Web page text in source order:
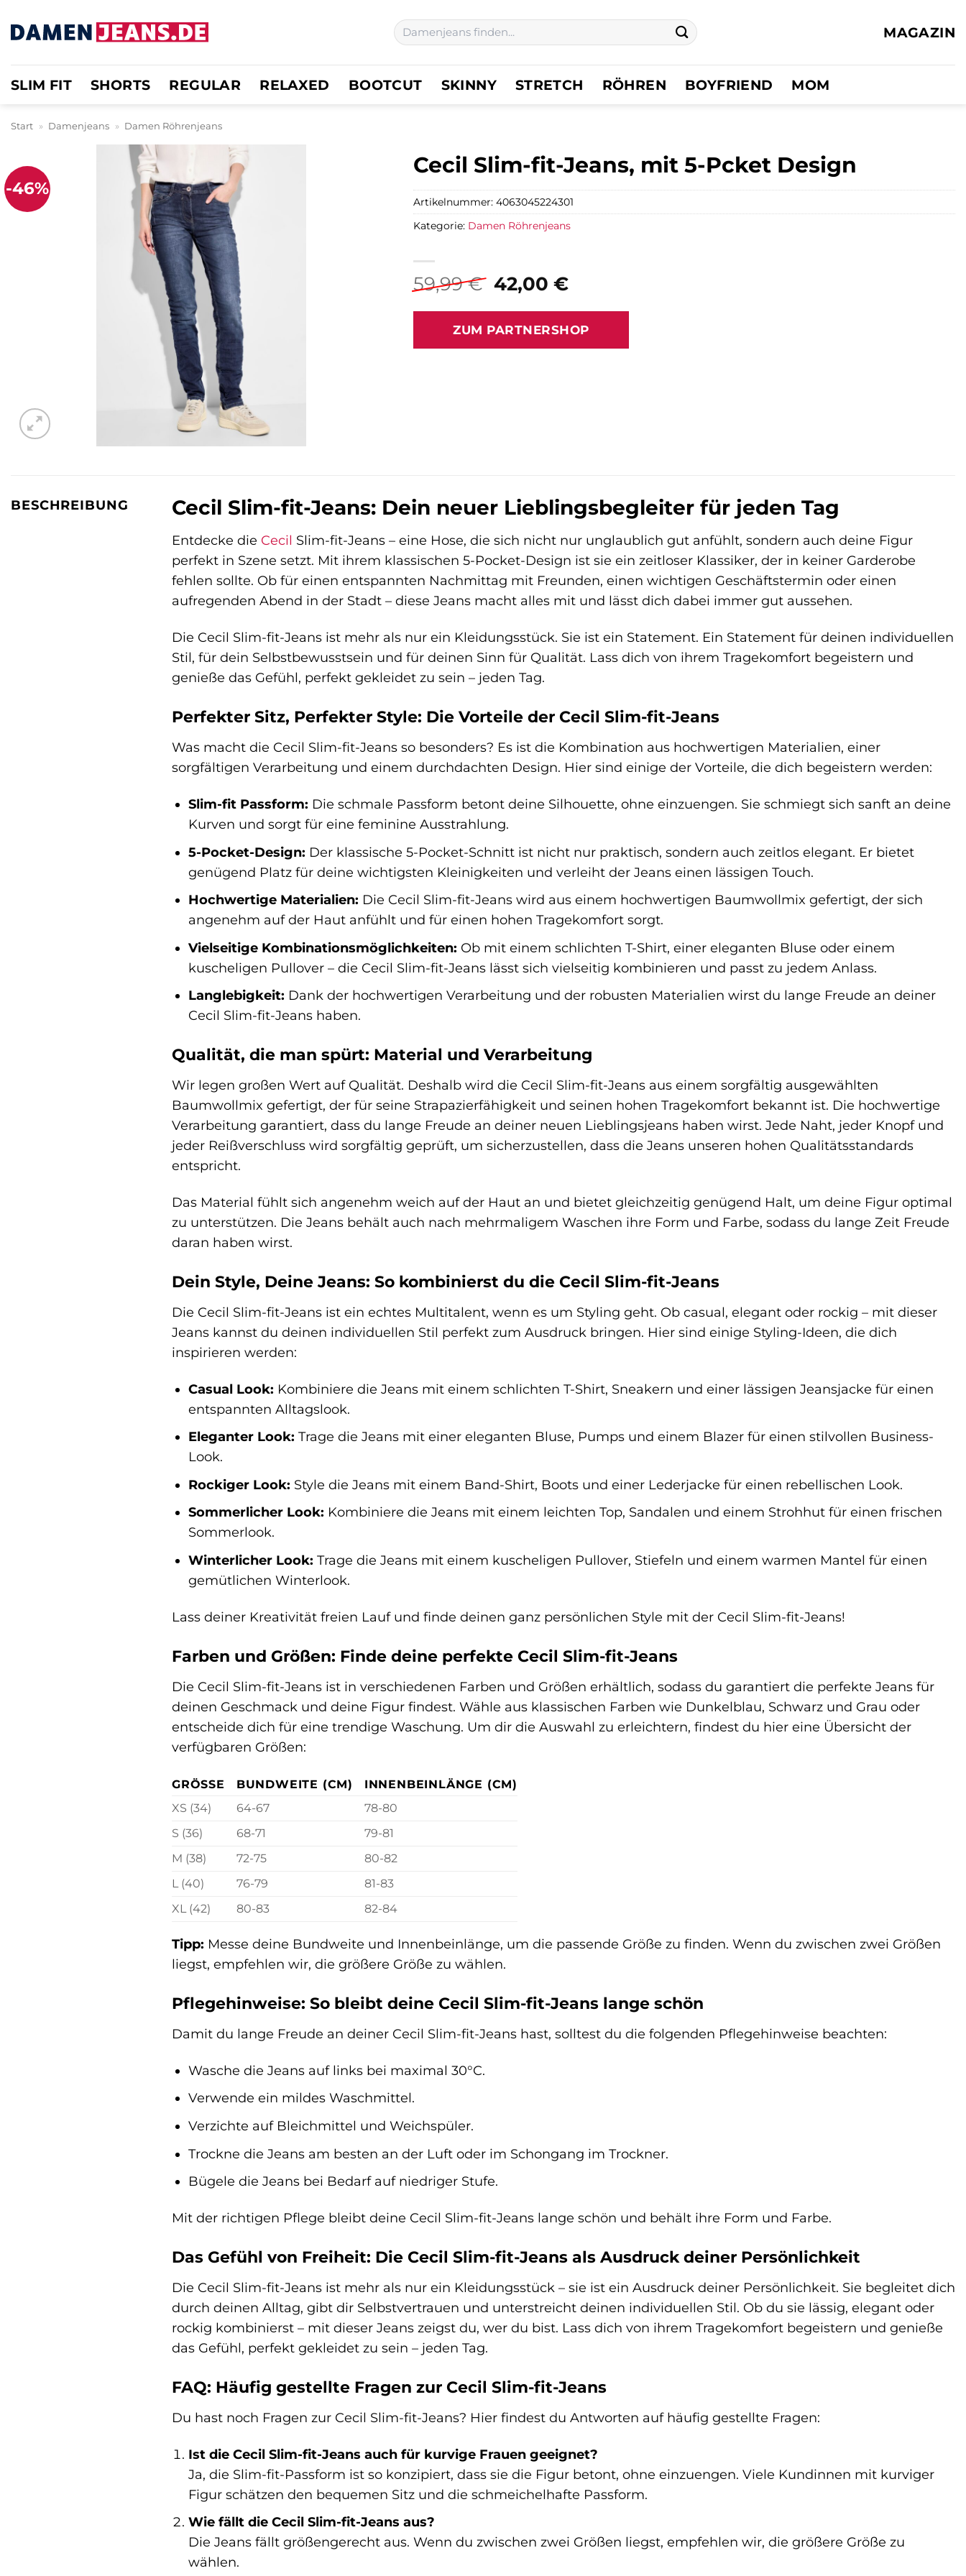
Inhalt
Suchen
nach:
MAGAZIN
SLIM FIT SHORTS REGULAR RELAXED BOOTCUT SKINNY STRETCH RÖHREN BOYFRIEND MOM
Start » Damenjeans » Damen Röhrenjeans
-46%
Cecil Slim-fit-Jeans, mit 5-Pcket Design
59,99€ Ursprünglicher
war:
59,99 €
42,00 €Aktueller
ist:
42,00 €.
ZUM PARTNERSHOP
Artikelnummer: 4063045224301
Kategorie: Damen Röhrenjeans
BESCHREIBUNG Cecil Slim-fit-Jeans: Dein neuer Lieblingsbegleiter für jeden Tag
Entdecke die Cecil Slim-fit-Jeans – eine Hose, die sich nicht nur unglaublich gut anfühlt, sondern auch deine Figur
perfekt in Szene setzt. Mit ihrem klassischen 5-Pocket-Design ist sie ein zeitloser Klassiker, der in keiner Garderobe
fehlen sollte. Ob für einen entspannten Nachmittag mit Freunden, einen wichtigen Geschäftstermin oder einen
aufregenden Abend in der Stadt – diese Jeans macht alles mit und lässt dich dabei immer gut aussehen.
Die Cecil Slim-fit-Jeans ist mehr als nur ein Kleidungsstück. Sie ist ein Statement. Ein Statement für deinen individuellen
Stil, für dein Selbstbewusstsein und für deinen Sinn für Qualität. Lass dich von ihrem Tragekomfort begeistern und
genieße das Gefühl, perfekt gekleidet zu sein – jeden Tag.
Perfekter Sitz, Perfekter Style: Die Vorteile der Cecil Slim-fit-Jeans
Was macht die Cecil Slim-fit-Jeans so besonders? Es ist die Kombination aus hochwertigen Materialien, einer
sorgfältigen Verarbeitung und einem durchdachten Design. Hier sind einige der Vorteile, die dich begeistern werden:
Slim-fit Passform: Die schmale Passform betont deine Silhouette, ohne einzuengen. Sie schmiegt sich sanft an deine
Kurven und sorgt für eine feminine Ausstrahlung.
5-Pocket-Design: Der klassische 5-Pocket-Schnitt ist nicht nur praktisch, sondern auch zeitlos elegant. Er bietet
genügend Platz für deine wichtigsten Kleinigkeiten und verleiht der Jeans einen lässigen Touch.
Hochwertige Materialien: Die Cecil Slim-fit-Jeans wird aus einem hochwertigen Baumwollmix gefertigt, der sich
angenehm auf der Haut anfühlt und für einen hohen Tragekomfort sorgt.
Vielseitige Kombinationsmöglichkeiten: Ob mit einem schlichten T-Shirt, einer eleganten Bluse oder einem
kuscheligen Pullover – die Cecil Slim-fit-Jeans lässt sich vielseitig kombinieren und passt zu jedem Anlass.
Langlebigkeit: Dank der hochwertigen Verarbeitung und der robusten Materialien wirst du lange Freude an deiner
Cecil Slim-fit-Jeans haben.
Qualität, die man spürt: Material und Verarbeitung
Wir legen großen Wert auf Qualität. Deshalb wird die Cecil Slim-fit-Jeans aus einem sorgfältig ausgewählten
Baumwollmix gefertigt, der für seine Strapazierfähigkeit und seinen hohen Tragekomfort bekannt ist. Die hochwertige
Verarbeitung garantiert, dass du lange Freude an deiner neuen Lieblingsjeans haben wirst. Jede Naht, jeder Knopf und
jeder Reißverschluss wird sorgfältig geprüft, um sicherzustellen, dass die Jeans unseren hohen Qualitätsstandards
entspricht.
Das Material fühlt sich angenehm weich auf der Haut an und bietet gleichzeitig genügend Halt, um deine Figur optimal
zu unterstützen. Die Jeans behält auch nach mehrmaligem Waschen ihre Form und Farbe, sodass du lange Zeit Freude
daran haben wirst.
Dein Style, Deine Jeans: So kombinierst du die Cecil Slim-fit-Jeans
Die Cecil Slim-fit-Jeans ist ein echtes Multitalent, wenn es um Styling geht. Ob casual, elegant oder rockig – mit dieser
Jeans kannst du deinen individuellen Stil perfekt zum Ausdruck bringen. Hier sind einige Styling-Ideen, die dich
inspirieren werden:
Casual Look: Kombiniere die Jeans mit einem schlichten T-Shirt, Sneakern und einer lässigen Jeansjacke für einen
entspannten Alltagslook.
Eleganter Look: Trage die Jeans mit einer eleganten Bluse, Pumps und einem Blazer für einen stilvollen Business-
Look.
Rockiger Look: Style die Jeans mit einem Band-Shirt, Boots und einer Lederjacke für einen rebellischen Look.
Sommerlicher Look: Kombiniere die Jeans mit einem leichten Top, Sandalen und einem Strohhut für einen frischen
Sommerlook.
Winterlicher Look: Trage die Jeans mit einem kuscheligen Pullover, Stiefeln und einem warmen Mantel für einen
gemütlichen Winterlook.
Lass deiner Kreativität freien Lauf und finde deinen ganz persönlichen Style mit der Cecil Slim-fit-Jeans!
Farben und Größen: Finde deine perfekte Cecil Slim-fit-Jeans
Die Cecil Slim-fit-Jeans ist in verschiedenen Farben und Größen erhältlich, sodass du garantiert die perfekte Jeans für
deinen Geschmack und deine Figur findest. Wähle aus klassischen Farben wie Dunkelblau, Schwarz und Grau oder
entscheide dich für eine trendige Waschung. Um dir die Auswahl zu erleichtern, findest du hier eine Übersicht der
verfügbaren Größen:
GRÖSSE BUNDWEITE (CM)
INNENBEINLÄNGE (CM)
XS (34)
64-67
78-80
S (36)
68-71
79-81
M (38)
72-75
80-82
L (40)
76-79
81-83
XL (42)
80-83 82-84
Tipp: Messe deine Bundweite und Innenbeinlänge, um die passende Größe zu finden. Wenn du zwischen zwei Größen
liegst, empfehlen wir, die größere Größe zu wählen.
Pflegehinweise: So bleibt deine Cecil Slim-fit-Jeans lange schön
Damit du lange Freude an deiner Cecil Slim-fit-Jeans hast, solltest du die folgenden Pflegehinweise beachten:
Wasche die Jeans auf links bei maximal 30°C.
Verwende ein mildes Waschmittel.
Verzichte auf Bleichmittel und Weichspüler.
Trockne die Jeans am besten an der Luft oder im Schongang im Trockner.
Bügele die Jeans bei Bedarf auf niedriger Stufe.
Mit der richtigen Pflege bleibt deine Cecil Slim-fit-Jeans lange schön und behält ihre Form und Farbe.
Das Gefühl von Freiheit: Die Cecil Slim-fit-Jeans als Ausdruck deiner Persönlichkeit
Die Cecil Slim-fit-Jeans ist mehr als nur ein Kleidungsstück – sie ist ein Ausdruck deiner Persönlichkeit. Sie begleitet dich
durch deinen Alltag, gibt dir Selbstvertrauen und unterstreicht deinen individuellen Stil. Ob du sie lässig, elegant oder
rockig kombinierst – mit dieser Jeans zeigst du, wer du bist. Lass dich von ihrem Tragekomfort begeistern und genieße
das Gefühl, perfekt gekleidet zu sein – jeden Tag.
FAQ: Häufig gestellte Fragen zur Cecil Slim-fit-Jeans
Du hast noch Fragen zur Cecil Slim-fit-Jeans? Hier findest du Antworten auf häufig gestellte Fragen:
Ist die Cecil Slim-fit-Jeans auch für kurvige Frauen geeignet?
Ja, die Slim-fit-Passform ist so konzipiert, dass sie die Figur betont, ohne einzuengen. Viele Kundinnen mit kurviger
Figur schätzen den bequemen Sitz und die schmeichelhafte Passform.
Wie fällt die Cecil Slim-fit-Jeans aus?
Die Jeans fällt größengerecht aus. Wenn du zwischen zwei Größen liegst, empfehlen wir, die größere Größe zu
wählen.